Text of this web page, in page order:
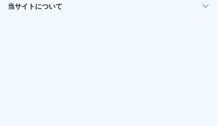
当サイトについて